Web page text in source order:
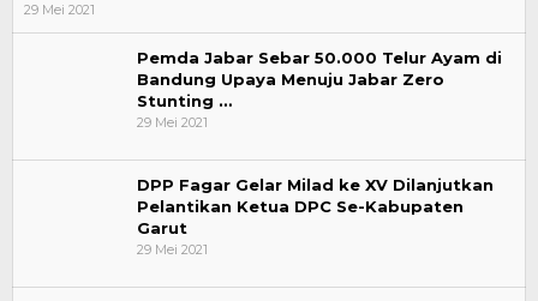
29 Mei 2021
Pemda Jabar Sebar 50.000 Telur Ayam di
Bandung Upaya Menuju Jabar Zero
Stunting …
29 Mei 2021
DPP Fagar Gelar Milad ke XV Dilanjutkan
Pelantikan Ketua DPC Se-Kabupaten
Garut
29 Mei 2021